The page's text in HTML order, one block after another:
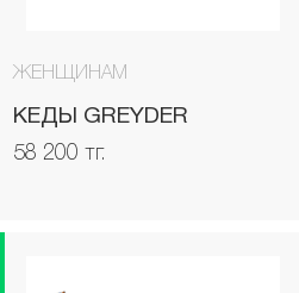
ЖЕНЩИНАМ
КЕДЫ GREYDER
58 200 тг.